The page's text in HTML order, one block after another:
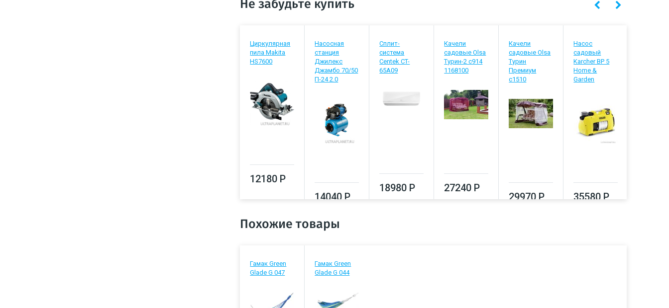
Не забудьте купить
Циркулярная
пила Makita
HS7600
12180 Р
Насосная
станция
Джилекс
Джамбо 70/50
П-24 2.0
14040 Р
Сплит-
система
Centek CT-
65A09
18980 Р
Качели
садовые Olsa
Турин-2 с914
1168100
27240 Р
Качели
садовые Olsa
Турин
Премиум
с1510
29970 Р
Насос
садовый
Karcher BP 5
Home &
Garden
35580 Р
Похожие товары
Гамак Green
Glade G 047
Гамак Green
Glade G 044